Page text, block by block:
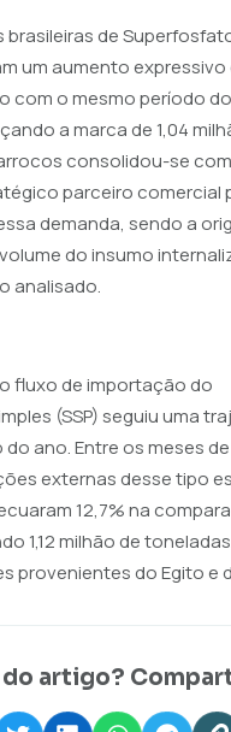
de
um aumento expressivo
com o mesmo período
a marca de 1,04
consolidou-se
parceiro comercial
demanda, sendo a
do insumo
analisado.
fluxo de importação do
(SSP) seguiu uma
ano. Entre os meses
externas desse tipo
12,7% na
1,12 milhão de
provenientes do Egito e
artigo?